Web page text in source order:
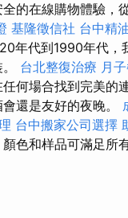
的在線購物體驗，
基隆徵信社 台中精
年代到1990年代，
台北整復治療 月
何場合找到完美的
還是友好的夜晚。
台中搬家公司選擇
色和样品可滿足所有